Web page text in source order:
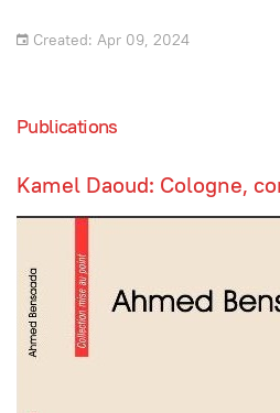
Created: Apr 09, 2024
Publications
Kamel Daoud: Cologne,